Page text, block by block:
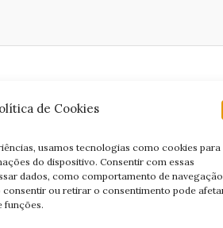
de Cookies
usamos tecnologias como cookies para
do dispositivo. Consentir com essas
dados, como comportamento de navegação
consentir ou retirar o consentimento pode
funções.
fundo antes de falar.